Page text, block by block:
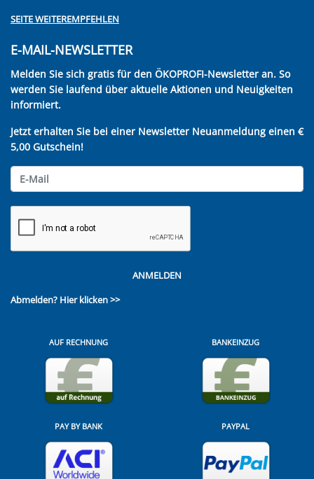
SEITE WEITEREMPFEHLEN
E-MAIL-NEWSLETTER
Melden Sie sich gratis für den ÖKOPROFI-Newsletter an. So
werden Sie laufend über aktuelle Aktionen und Neuigkeiten
informiert.
Jetzt erhalten Sie bei einer Newsletter Neuanmeldung einen €
5,00 Gutschein!
ANMELDEN
Abmelden? Hier klicken >>
AUF RECHNUNG BANKEINZUG
PAY BY BANK PAYPAL